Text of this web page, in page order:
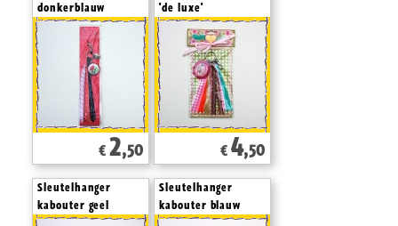
donkerblauw
€ 2,50
'de luxe'
€ 4,50
Sleutelhanger
kabouter geel
Sleutelhanger
kabouter blauw